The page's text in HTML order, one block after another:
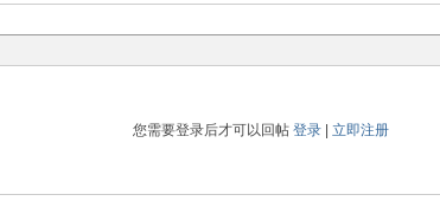
您需要登录后才可以回帖 登录| 立即注册